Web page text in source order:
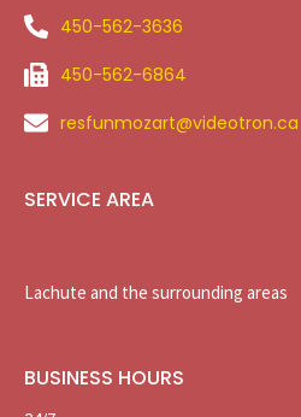
450-562-3636
450-562-6864
resfunmozart@videotron.ca
SERVICE AREA
Lachute and the surrounding areas
BUSINESS HOURS